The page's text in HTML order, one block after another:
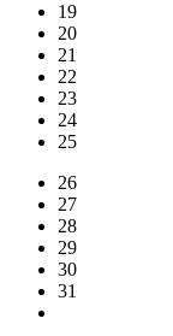
19
20
21
22
23
24
25
26
27
28
29
30
31